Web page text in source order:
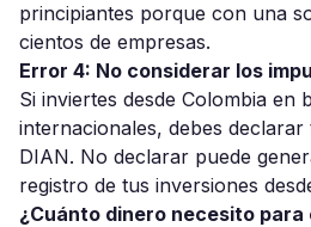
principiantes porque con una
cientos de empresas.
Error 4: No considerar los
Si inviertes desde Colombia en
internacionales, debes
DIAN. No declarar puede
registro de tus inversiones
¿Cuánto dinero necesito para